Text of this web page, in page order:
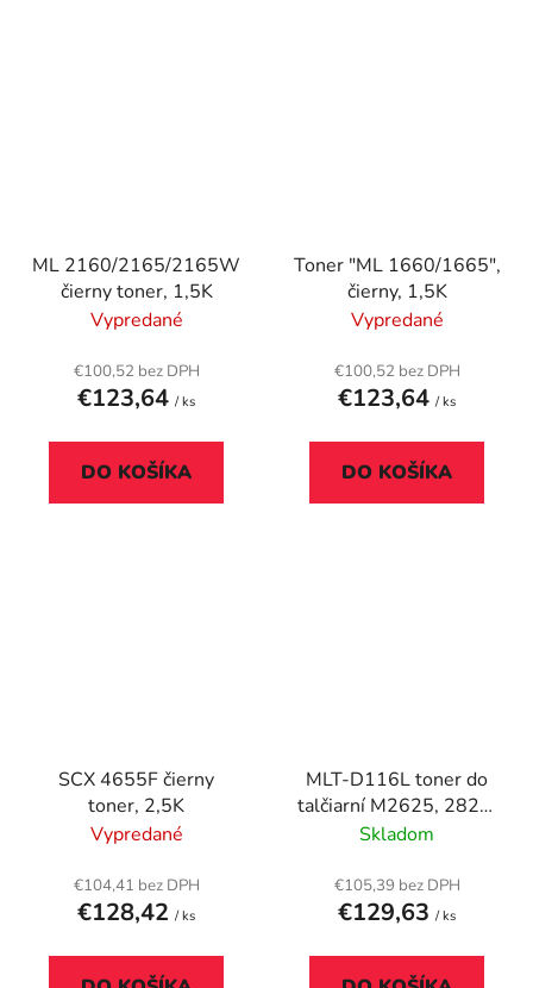
ML 2160/2165/2165W
čierny toner, 1,5K
Vypredané
€100,52 bez DPH
€123,64 / ks
DO KOŠÍKA
Toner "ML 1660/1665",
čierny, 1,5K
Vypredané
€100,52 bez DPH
€123,64 / ks
DO KOŠÍKA
SCX 4655F čierny
toner, 2,5K
Vypredané
€104,41 bez DPH
€128,42 / ks
MLT-D116L toner do
talčiarní M2625, 2825,
2875, SAMSUNG,
Skladom
€105,39 bez DPH
€129,63 / ks